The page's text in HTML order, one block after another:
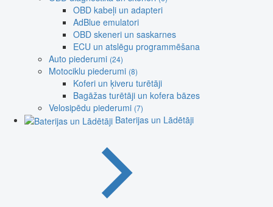
OBD kabeļi un adapteri
AdBlue emulatori
OBD skeneri un saskarnes
ECU un atslēgu programmēšana
Auto piederumi (24)
Motociklu piederumi (8)
Koferi un ķiveru turētāji
Bagāžas turētāji un kofera bāzes
Velosipēdu piederumi (7)
Baterijas un Lādētāji